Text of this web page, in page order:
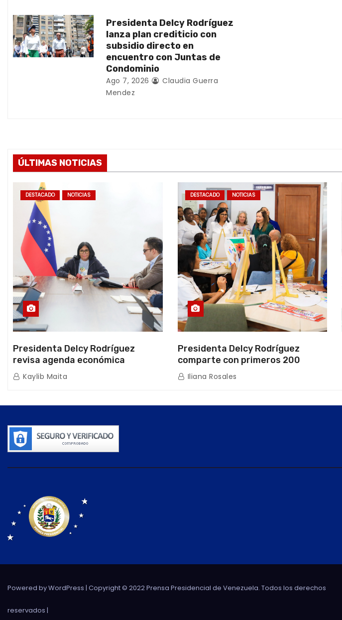
n
t
r
Presidenta Delcy Rodríguez
lanza plan crediticio con
subsidio directo en
encuentro con Juntas de
Condominio
Ago 7, 2026
Claudia Guerra
Mendez
ÚLTIMAS NOTICIAS
DESTACADO NOTICIAS
Presidenta Delcy Rodríguez
revisa agenda económica
nacional y la ejecución de fondos
de emergencia post-sismos
Kaylib Maita
DESTACADO NOTICIAS
Presidenta Delcy Rodríguez
comparte con primeros 200
beneficiarios de la nueva Casa de
los Abuelos “La Primavera” en
Iliana Rosales
Powered by WordPress | Copyright © 2022 Prensa Presidencial de Venezuela. Todos los derechos
reservados |